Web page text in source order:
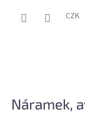
CZK
Náramek,